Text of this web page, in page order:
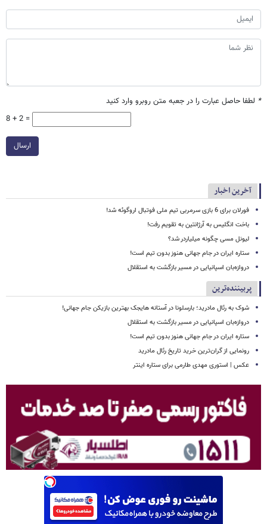
* لطفا حاصل عبارت را در جعبه متن روبرو وارد کنید
8 + 2 =
ارسال
آخرین اخبار
فورلان برای 6 بازی سرمربی تیم ملی فوتبال اروگوئه شد!
باخت انگلیس به آرژانتین به تقویم رفت!
لیونل مسی چگونه میلیاردر شد؟
ستاره ایران در جام جهانی هنوز بدون تیم است!
دروازه‌بان اسپانیایی در مسیر بازگشت به استقلال
پربیننده‌ترین
شوک به رئال مادرید؛ بارسلونا در آستانه هایجک بهترین بازیکن جام جهانی!
دروازه‌بان اسپانیایی در مسیر بازگشت به استقلال
ستاره ایران در جام جهانی هنوز بدون تیم است!
رونمایی از گران‌ترین خرید تاریخ رئال مادرید
عکس | استوری مهدی طارمی برای ستاره اینتر